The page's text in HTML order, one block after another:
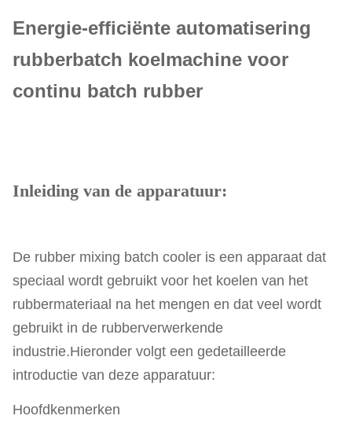
Energie-efficiënte automatisering
rubberbatch koelmachine voor
continu batch rubber
Inleiding van de apparatuur:
De rubber mixing batch cooler is een apparaat dat
speciaal wordt gebruikt voor het koelen van het
rubbermateriaal na het mengen en dat veel wordt
gebruikt in de rubberverwerkende
industrie.Hieronder volgt een gedetailleerde
introductie van deze apparatuur:
Hoofdkenmerken